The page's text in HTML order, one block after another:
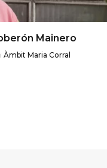
Mainero
i Àmbit Maria Corral